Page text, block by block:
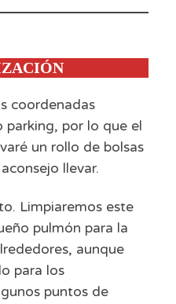
coordenadas
parking, por lo que el
un rollo de bolsas
llevar.
Limpiaremos este
pulmón para la
aunque
para los
puntos de